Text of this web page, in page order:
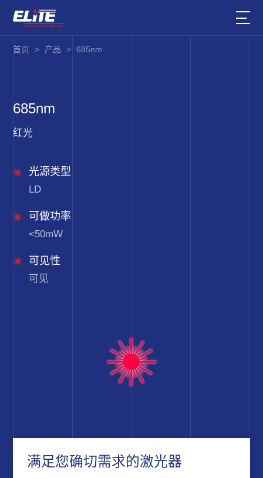
首页 > 产品 > 685nm
685nm
红光
光源类型
LD
可做功率
<50mW
可见性
可见
满足您确切需求的激光器